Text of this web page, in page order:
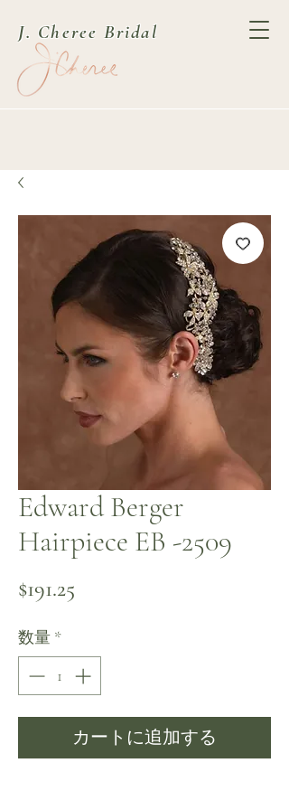
J. Cheree Bridal
Edward Berger
Hairpiece EB -2509
$191.25
数量 *
カートに追加する